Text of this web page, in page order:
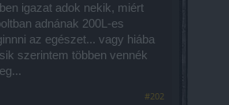
igazat adok nekik, miért
adnának 200L-es
az egészet... vagy hiába
szerintem többen vennék
#202